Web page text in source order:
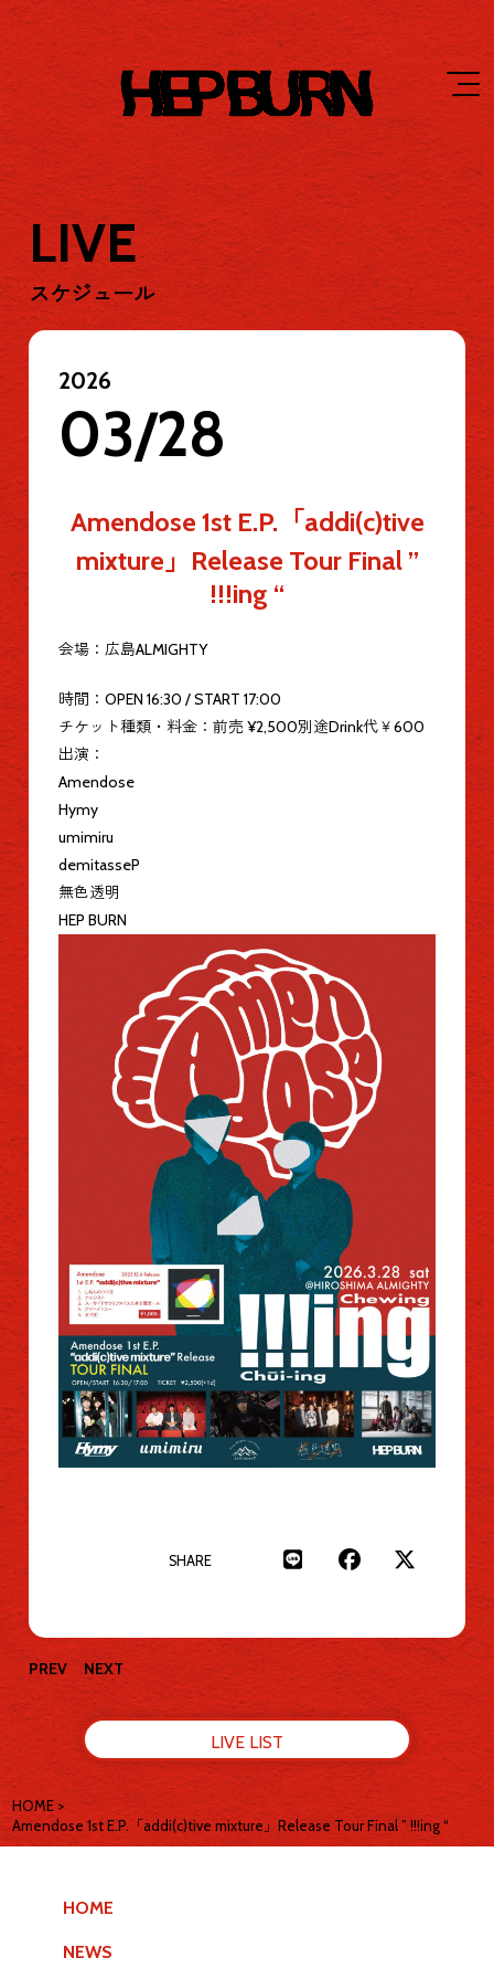
LIVE
スケジュール
2026
03/28
Amendose 1st E.P.「addi(c)tive
mixture」Release Tour Final ”
!!!ing “
会場：広島ALMIGHTY
時間：OPEN 16:30 / START 17:00
チケット種類・料金：前売 ¥2,500別途Drink代￥600
出演：
Amendose
Hymy
umimiru
demitasseP
無色透明
HEP BURN
SHARE
PREV NEXT
LIVE LIST
HOME >
Amendose 1st E.P.「addi(c)tive mixture」Release Tour Final ” !!!ing “
HOME
NEWS